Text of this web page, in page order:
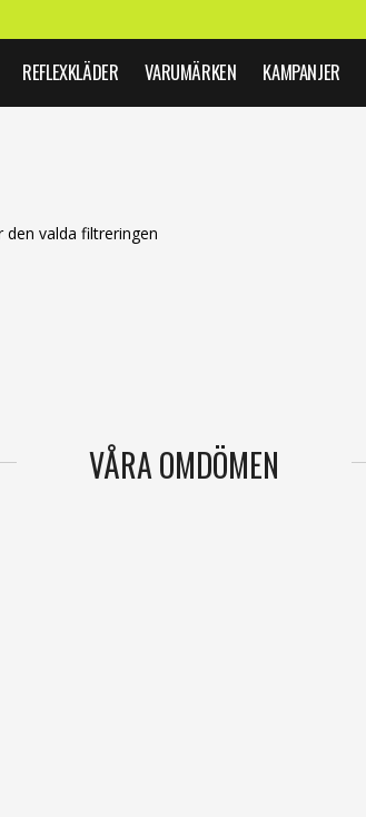
REFLEXKLÄDER VARUMÄRKEN KAMPANJER
valda filtreringen
VÅRA OMDÖMEN